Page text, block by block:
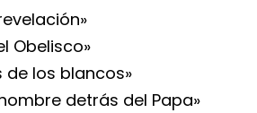
Obelisco»
de los blancos»
hombre detrás del Papa»